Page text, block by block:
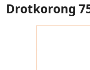
Drotkorong